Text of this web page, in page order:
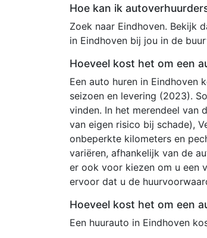
Hoe kan ik
Zoek naar Eindhoven. Bekijk
in Eindhoven bij jou in de
Hoeveel kost het om een
Een auto huren in Eindhoven
seizoen en levering (2023).
vinden. In het merendeel van
van eigen risico bij schade),
onbeperkte kilometers en
variëren, afhankelijk van de
er ook voor kiezen om u een
ervoor dat u de
Hoeveel kost het om een
Een huurauto in Eindhoven